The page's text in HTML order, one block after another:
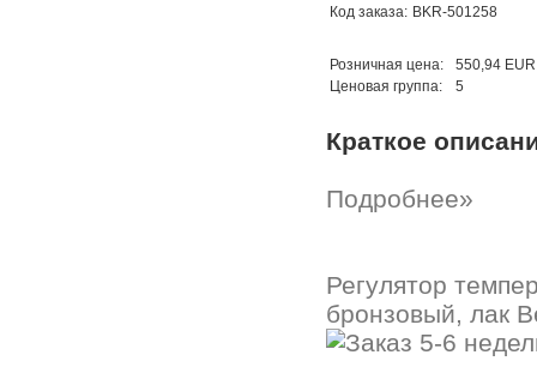
Код заказа: BKR-501258
Розничная цена:
550,94 EUR
Ценовая группа:
5
Краткое
Подробнее»
Регулятор
бронзовый, лак